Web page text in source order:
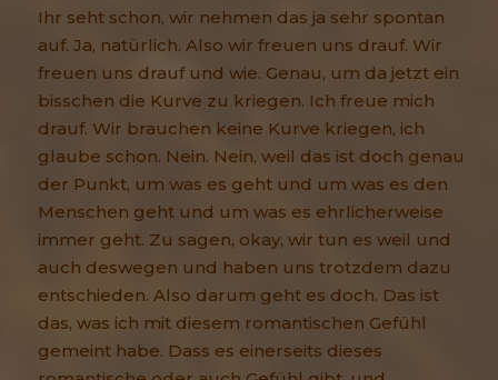
Ihr seht schon, wir nehmen das ja sehr spontan
auf. Ja, natürlich. Also wir freuen uns drauf. Wir
freuen uns drauf und wie. Genau, um da jetzt ein
bisschen die Kurve zu kriegen. Ich freue mich
drauf. Wir brauchen keine Kurve kriegen, ich
glaube schon. Nein. Nein, weil das ist doch genau
der Punkt, um was es geht und um was es den
Menschen geht und um was es ehrlicherweise
immer geht. Zu sagen, okay, wir tun es weil und
auch deswegen und haben uns trotzdem dazu
entschieden. Also darum geht es doch. Das ist
das, was ich mit diesem romantischen Gefühl
gemeint habe. Dass es einerseits dieses